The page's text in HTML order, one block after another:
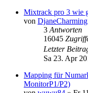
Mixtrack pro 3 wie
von DjaneCharming
3 Antworten
16045
Letzter
Sa 23. Apr
Mapping für
MonitorP1/P2)